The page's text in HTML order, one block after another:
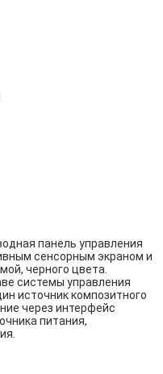
панель управления
сенсорным экраном и
черного цвета.
системы управления
источник композитного
через интерфейс
питания,